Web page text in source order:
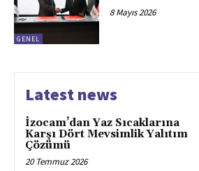
GENEL
8 Mayıs 2026
Latest news
İzocam’dan Yaz Sıcaklarına
Karşı Dört Mevsimlik Yalıtım
Çözümü
20 Temmuz 2026